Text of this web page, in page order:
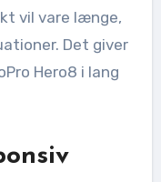
vil vare længe,
Det giver
Hero8 i lang